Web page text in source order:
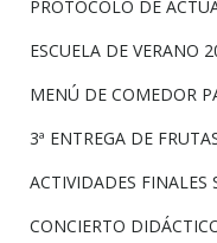
PROTOCOLO DE
ESCUELA DE VERANO
MENÚ DE COMEDOR
3ª ENTREGA DE
ACTIVIDADES
CONCIERTO